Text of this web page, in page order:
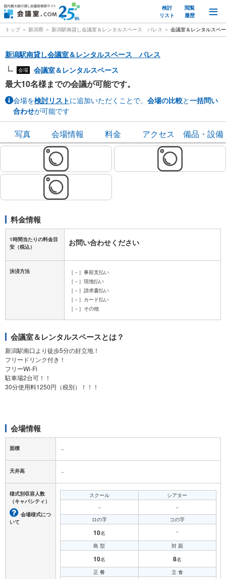
検討
リスト
閲覧
履歴
トップ 新潟県 新潟駅南貸し会議室＆レンタルスペース パレス 会議室＆レンタルスペ
新潟駅南貸し会議室＆レンタルスペース パレス
会場 会議室＆レンタルスペース
最大10名様までの会議が可能です。
会場を検討リストに追加いただくことで、 会場の比較と一括問い
合わせが可能です
写真 会場情報 料金 アクセス 備品・設備
料金情報
1時間当たりの料金目
安 （税込） お問い合わせください
決済方法
［－］事前支払い
［－］現地払い
［－］請求書払い
［－］カード払い
［－］その他
会議室＆レンタルスペースとは？
新潟駅南口より徒歩5分の好立地！
フリードリンク付き！
フリーWi-Fi
駐車場2台可！！
30分使用料1250円（税別）！！！
会場情報
面積 －
天井高 －
様式別収容人数
（キャパシティ）
会場様式につ
いて
スクール
－
シアター
－
ロの字
10名
コの字
－
島 型
10名
対 面
8名
正 餐
立 食